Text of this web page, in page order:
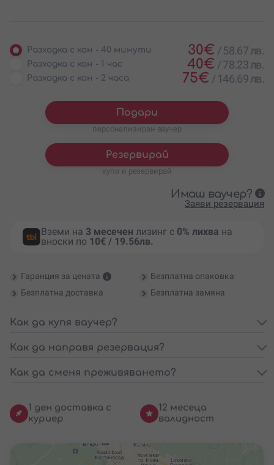
Разходка с кон - 40 минути 30€ / 58.67 лв.
Разходка с кон - 1 час 40€ /78.23 лв.
Разходка с кон - 2 часа 75€ /146.69 лв.
Подари
персонализиран ваучер
Резервирай
купи и резервирай
Имаш ваучер?
Заяви резервация
Вземи на 3 месечен лизинг с 0% лихва на
вноски по 10€ / 19.56лв.
Гаранция за цената
Безплатна опаковка
Безплатна доставка
Безплатна замяна
Как да купя ваучер?
Как да направя резервация?
Как да сменя преживяването?
1 ден доставка с
куриер
12 месеца
валидност